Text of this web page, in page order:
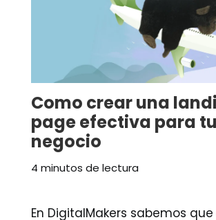
Como crear una
page efectiva para tu
negocio
4 minutos de lectura
En DigitalMakers sabemos